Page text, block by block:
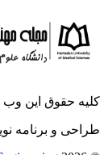
کلیه حقوق این
طراحی و برنامه